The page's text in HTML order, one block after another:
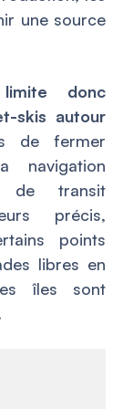
une source
limite donc
skis autour
de fermer
navigation
de transit
précis,
points
libres en
îles sont